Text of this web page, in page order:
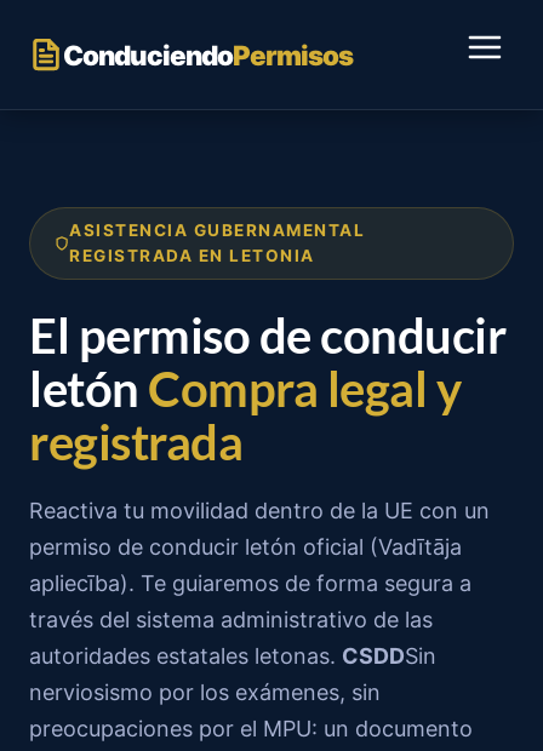
contenido
ConduciendoPermisos
ASISTENCIA GUBERNAMENTAL
REGISTRADA EN LETONIA
El permiso de conducir
letón Compra legal y
registrada
Reactiva tu movilidad dentro de la UE con un
permiso de conducir letón oficial (Vadītāja
apliecība). Te guiaremos de forma segura a
través del sistema administrativo de las
autoridades estatales letonas. CSDDSin
nerviosismo por los exámenes, sin
preocupaciones por el MPU: un documento